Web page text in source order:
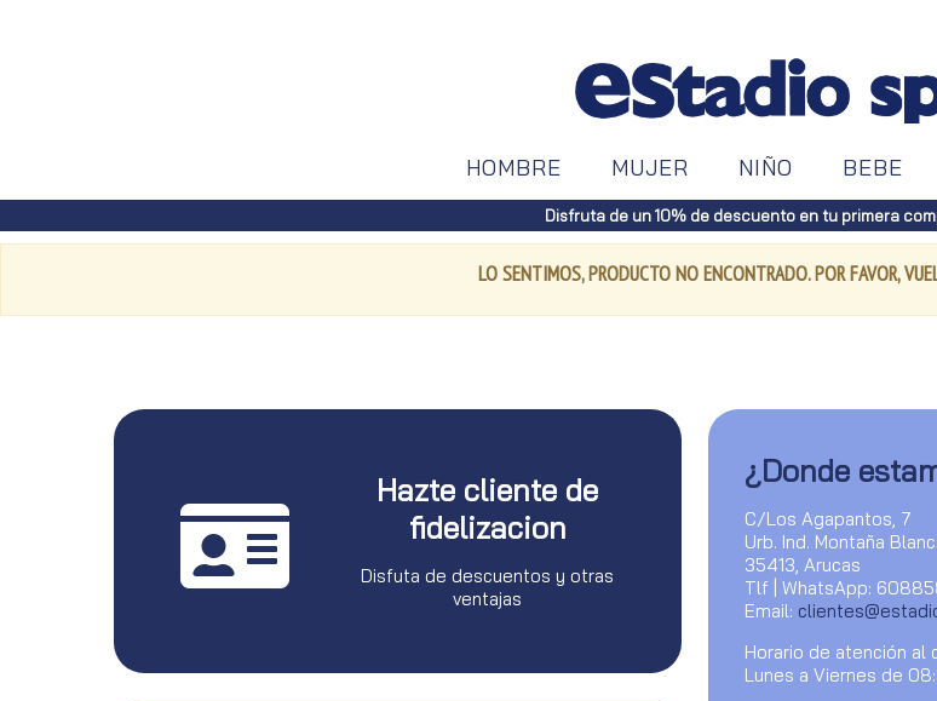
HOMBRE MUJER NIÑO BEBE
Disfruta de un 10% de descuento en tu primera
LO SENTIMOS, PRODUCTO NO ENCONTRADO. POR FAVOR,
Hazte cliente de
fidelizacion
Disfuta de descuentos y otras
ventajas
¿Donde
C/Los Agapantos, 7
Urb. Ind. Montaña
35413, Arucas
Tlf | WhatsApp:
Email:
Horario de atención al
Lunes a Viernes de